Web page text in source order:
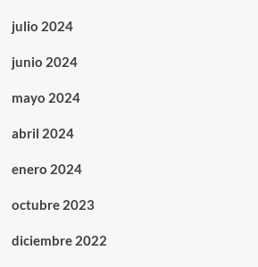
julio 2024
junio 2024
mayo 2024
abril 2024
enero 2024
octubre 2023
diciembre 2022